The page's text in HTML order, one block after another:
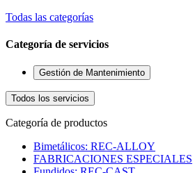
Todas las categorías
Categoría de servicios
Gestión de Mantenimiento
Todos los servicios
Categoría de productos
Bimetálicos: REC-ALLOY
FABRICACIONES ESPECIALES